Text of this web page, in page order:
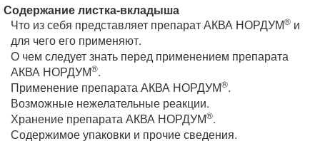
Содержание листка-вкладыша
Что из себя представляет препарат АКВА НОРДУМ® и
для чего его применяют.
О чем следует знать перед применением препарата
АКВА НОРДУМ®.
Применение препарата АКВА НОРДУМ®.
Возможные нежелательные реакции.
Хранение препарата АКВА НОРДУМ®.
Содержимое упаковки и прочие сведения.